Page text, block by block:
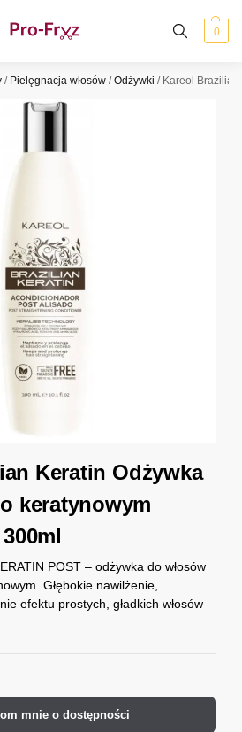
0
/ Pielęgnacja włosów /Odżywki / Kareol
Keratin Odżywka
keratynowym
POST – odżywka do włosów
Głębokie nawilżenie,
efektu prostych, gładkich włosów
mnie o dostępności